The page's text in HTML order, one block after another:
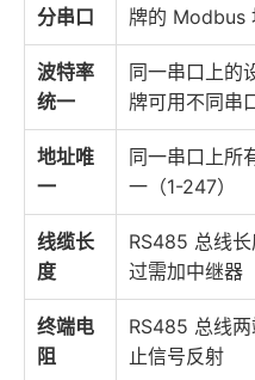
分串口
牌的 Modbus
波特率
统一
同一串口上的
牌可用不同串
地址唯
一
同一串口上所
一（1-247）
线缆长
度
RS485 总线
过需加中继器
终端电
阻
RS485 总线
止信号反射